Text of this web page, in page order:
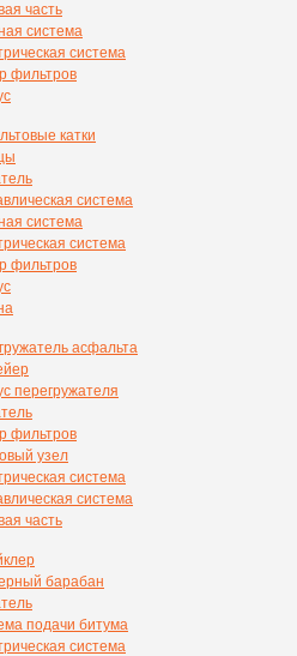
часть
система
система
фильтров
катки
система
система
система
фильтров
асфальта
перегружателя
фильтров
узел
система
система
часть
барабан
подачи битума
система